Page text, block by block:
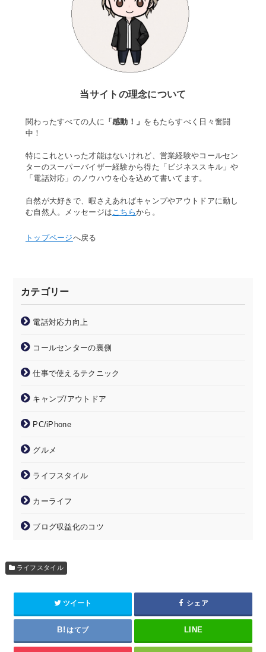
当サイトの理念について
関わったすべての人に 「感動！」 をもたらすべく日々奮闘
中！
特にこれといった才能はないけれど、営業経験やコールセン
ターのスーパーバイザー経験から得た「ビジネススキル」や
「電話対応」のノウハウを心を込めて書いてます。
自然が大好きで、暇さえあればキャンプやアウトドアに勤し
む自然人。メッセージはこちらから。
トップページへ戻る
カテゴリー
電話対応力向上
コールセンターの裏側
仕事で使えるテクニック
キャンプ/アウトドア
PC/iPhone
グルメ
ライフスタイル
カーライフ
ブログ収益化のコツ
ライフスタイル
ツイート シェア
はてブ